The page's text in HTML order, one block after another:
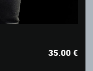
35.00€